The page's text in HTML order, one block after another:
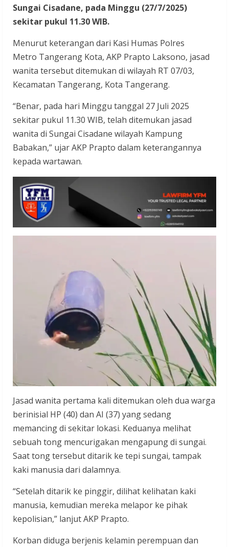
Sungai Cisadane, pada Minggu (27/7/2025)
sekitar pukul 11.30 WIB.
Menurut keterangan dari Kasi Humas Polres
Metro Tangerang Kota, AKP Prapto Laksono, jasad
wanita tersebut ditemukan di wilayah RT 07/03,
Kecamatan Tangerang, Kota Tangerang.
“Benar, pada hari Minggu tanggal 27 Juli 2025
sekitar pukul 11.30 WIB, telah ditemukan jasad
wanita di Sungai Cisadane wilayah Kampung
Babakan,” ujar AKP Prapto dalam keterangannya
kepada wartawan.
Jasad wanita pertama kali ditemukan oleh dua warga
berinisial HP (40) dan AI (37) yang sedang
memancing di sekitar lokasi. Keduanya melihat
sebuah tong mencurigakan mengapung di sungai.
Saat tong tersebut ditarik ke tepi sungai, tampak
kaki manusia dari dalamnya.
“Setelah ditarik ke pinggir, dilihat kelihatan kaki
manusia, kemudian mereka melapor ke pihak
kepolisian,” lanjut AKP Prapto.
Korban diduga berjenis kelamin perempuan dan